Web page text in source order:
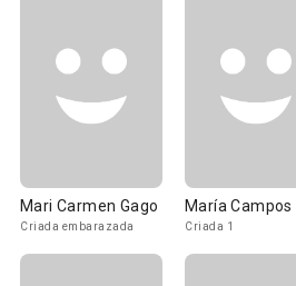
Mari Carmen Gago
Criada embarazada
María Campos
Criada 1